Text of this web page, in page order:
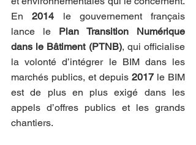
En 2014 le gouvernement français
lance le Plan Transition Numérique
dans le Bâtiment (PTNB), qui officialise
la volonté d’intégrer le BIM dans les
marchés publics, et depuis 2017 le BIM
est de plus en plus exigé dans les
appels d’offres publics et les grands
chantiers.